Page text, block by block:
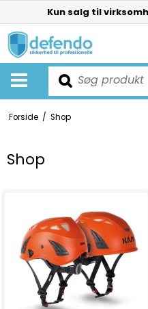
Kun salg til
Forside / Shop
Shop